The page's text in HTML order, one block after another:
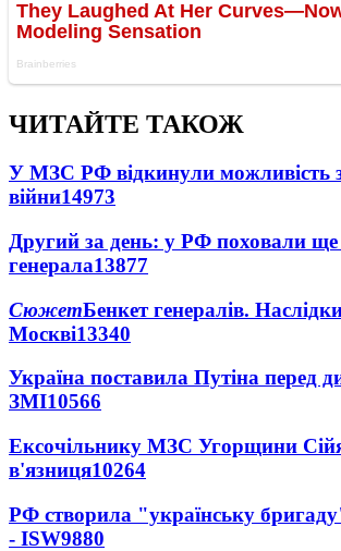
ЧИТАЙТЕ ТАКОЖ
У МЗС РФ відкинули можливість
війни14973
Другий за день: у РФ поховали ще
генерала13877
СюжетБенкет генералів.
Москві13340
Україна поставила Путіна перед
ЗМІ10566
Ексочільнику МЗС Угорщини
в'язниця10264
РФ створила "українську
- ISW9880